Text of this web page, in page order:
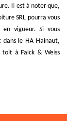
Il est à noter que,
SRL pourra vous
vigueur. Si vous
le HA Hainaut,
à Falck & Weiss